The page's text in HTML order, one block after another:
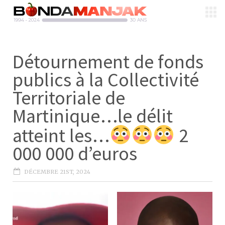
Détournement de fonds
publics à la Collectivité
Territoriale de
Martinique…le délit
atteint les…
2
000 000 d’euros
DÉCEMBRE 21ST, 2024